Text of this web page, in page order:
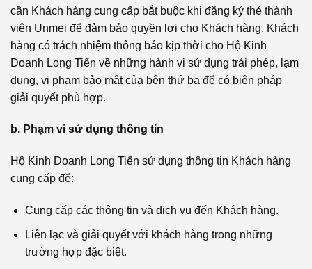
cần Khách hàng cung cấp bắt buộc khi đăng ký thẻ thành
viên Unmei để đảm bảo quyền lợi cho Khách hàng. Khách
hàng có trách nhiệm thông báo kịp thời cho Hộ Kinh
Doanh Long Tiến về những hành vi sử dụng trái phép, lạm
dụng, vi phạm bảo mật của bên thứ ba để có biện pháp
giải quyết phù hợp.
b. Phạm vi sử dụng thông tin
Hộ Kinh Doanh Long Tiến sử dụng thông tin Khách hàng
cung cấp để:
Cung cấp các thông tin và dịch vụ đến Khách hàng.
Liên lạc và giải quyết với khách hàng trong những
trường hợp đặc biệt.